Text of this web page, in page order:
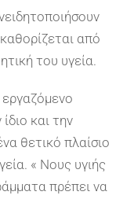
από
του υγεία.
εργαζόμενο
και την
θετικό πλαίσιο
« Νους υγιής
πρέπει να